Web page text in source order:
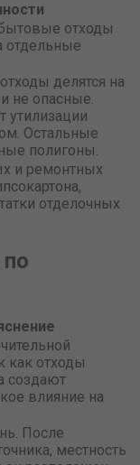
отходы
отдельные
делятся на
не опасные.
утилизации
Остальные
полигоны.
и ремонтных
отделочных
как отходы
создают
влияние на
После
местность